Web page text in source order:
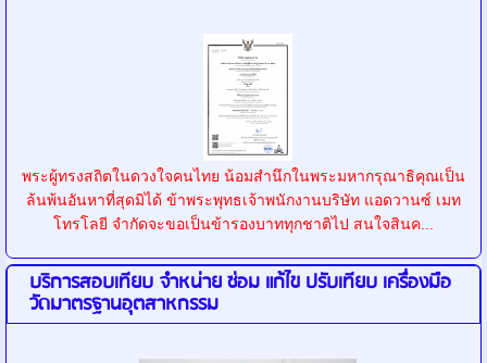
พระผู้ทรงสถิตในดวงใจคนไทย น้อมสำนึกในพระมหากรุณาธิคุณเป็น
ล้นพ้นอันหาที่สุดมิได้ ข้าพระพุทธเจ้าพนักงานบริษัท แอดวานซ์ เมท
โทรโลยี จำกัดจะขอเป็นข้ารองบาททุกชาติไป สนใจสินค...
บริการสอบเทียบ จำหน่าย ซ่อม แก้ไข ปรับเทียบ เครื่องมือ
วัดมาตรฐานอุตสาหกรรม